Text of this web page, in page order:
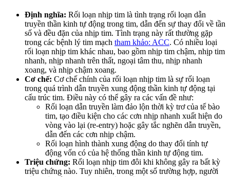
Định nghĩa: Rối loạn nhịp tim là tình trạng rối loạn dẫn
truyền thần kinh tự động trong tim, dẫn đến sự thay đổi về tần
số và đều đặn của nhịp tim. Tình trạng này rất thường gặp
trong các bệnh lý tim mạch tham khảo: ACC. Có nhiều loại
rối loạn nhịp tim khác nhau, bao gồm nhịp tim chậm, nhịp tim
nhanh, nhịp nhanh trên thất, ngoại tâm thu, nhịp nhanh
xoang, và nhịp chậm xoang.
Cơ chế: Cơ chế chính của rối loạn nhịp tim là sự rối loạn
trong quá trình dẫn truyền xung động thần kinh tự động tại
cấu trúc tim. Điều này có thể gây ra các vấn đề như:
Rối loạn dẫn truyền làm đảo lộn thời kỳ trơ của tế bào
tim, tạo điều kiện cho các cơn nhịp nhanh xuất hiện do
vòng vào lại (re-entry) hoặc gây tắc nghẽn dẫn truyền,
dẫn đến các cơn nhịp chậm.
Rối loạn hình thành xung động do thay đổi tính tự
động vốn có của hệ thống thần kinh tự động tim.
Triệu chứng: Rối loạn nhịp tim đôi khi không gây ra bất kỳ
triệu chứng nào. Tuy nhiên, trong một số trường hợp, người